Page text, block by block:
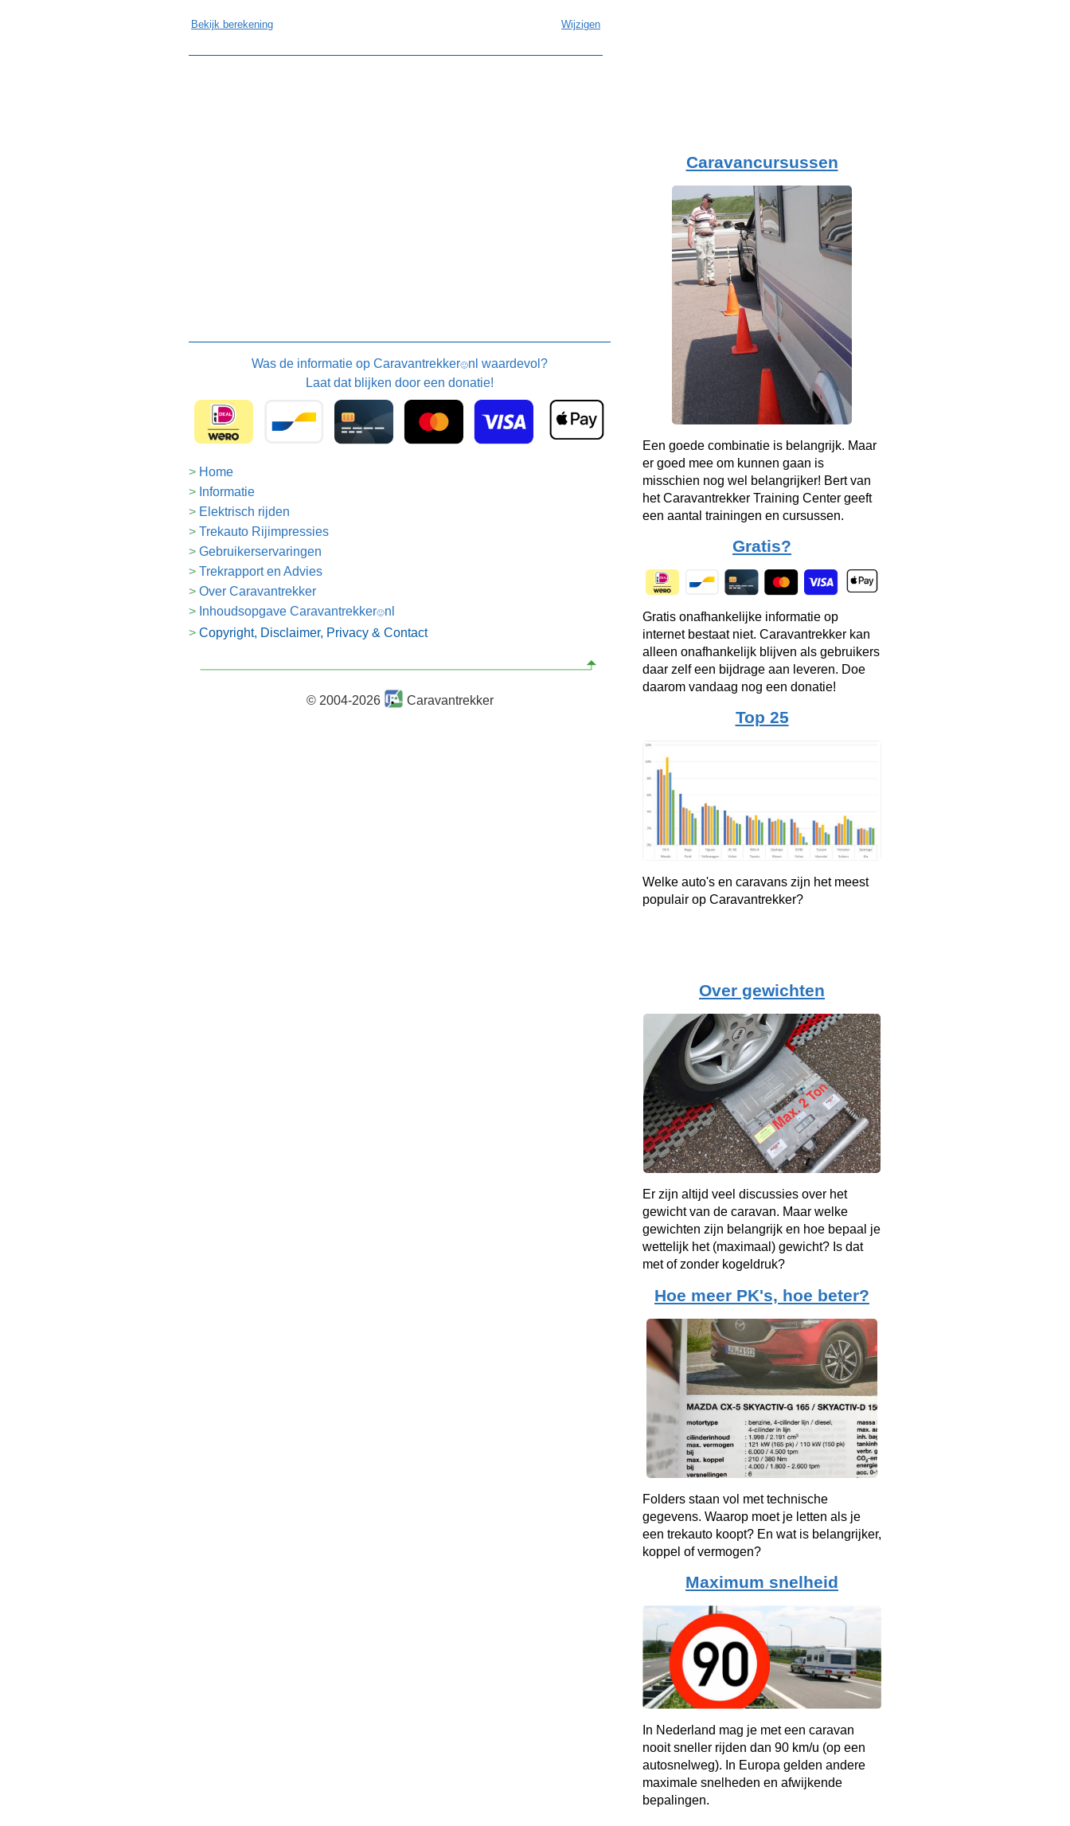
Bekijk berekening Wijzigen
Caravancursussen
Een goede combinatie is belangrijk. Maar
er goed mee om kunnen gaan is
misschien nog wel belangrijker! Bert van
het Caravantrekker Training Center geeft
een aantal trainingen en cursussen.
Gratis?
Gratis onafhankelijke informatie op
internet bestaat niet. Caravantrekker kan
alleen onafhankelijk blijven als gebruikers
daar zelf een bijdrage aan leveren. Doe
daarom vandaag nog een donatie!
Top 25
Welke auto's en caravans zijn het meest
populair op Caravantrekker?
Over gewichten
Er zijn altijd veel discussies over het
gewicht van de caravan. Maar welke
gewichten zijn belangrijk en hoe bepaal je
wettelijk het (maximaal) gewicht? Is dat
met of zonder kogeldruk?
Hoe meer PK's, hoe beter?
Folders staan vol met technische
gegevens. Waarop moet je letten als je
een trekauto koopt? En wat is belangrijker,
koppel of vermogen?
Maximum snelheid
In Nederland mag je met een caravan
nooit sneller rijden dan 90 km/u (op een
autosnelweg). In Europa gelden andere
maximale snelheden en afwijkende
bepalingen.
Was de informatie op Caravantrekker🙂nl waardevol?
Laat dat blijken door een donatie!
Home
Informatie
Elektrisch rijden
Trekauto Rijimpressies
Gebruikerservaringen
Trekrapport en Advies
Over Caravantrekker
Inhoudsopgave Caravantrekker🙂nl
Copyright, Disclaimer, Privacy & Contact
© 2004-2026 Caravantrekker